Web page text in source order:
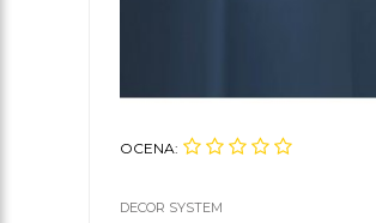
OCENA:
DECOR SYSTEM